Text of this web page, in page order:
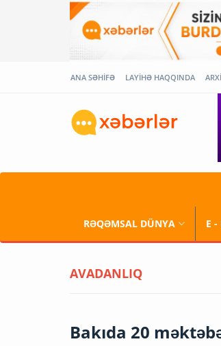
ANA SƏHİFƏ LAYİHƏ HAQQINDA
RƏQƏMSAL DÜNYA E
AVADANLIQ
Bakıda 20